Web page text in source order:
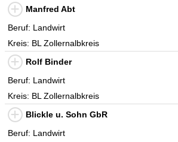
Manfred Abt
Beruf: Landwirt
Kreis: BL Zollernalbkreis
Rolf Binder
Beruf: Landwirt
Kreis: BL Zollernalbkreis
Blickle u. Sohn GbR
Beruf: Landwirt